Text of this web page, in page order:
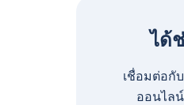
ได้
เชื่อมต่อกั
ออนไล